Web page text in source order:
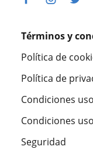
Términos y
Política de
Política de
Condiciones
Condiciones
Seguridad